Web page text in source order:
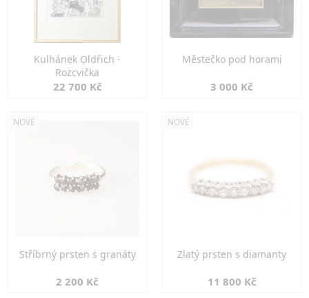
Kulhánek Oldřich -
Rozcvička
22 700 Kč
Městečko pod horami
3 000 Kč
NOVÉ
Stříbrný prsten s granáty
2 200 Kč
NOVÉ
Zlatý prsten s diamanty
11 800 Kč